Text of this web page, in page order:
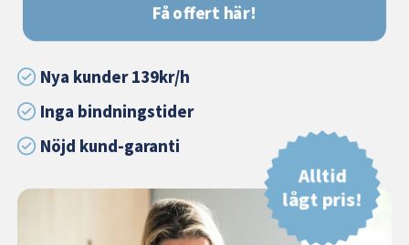
Få offert här!
Nya kunder 139kr/h
Inga bindningstider
Nöjd kund-garanti
Alltid
lågt pris!